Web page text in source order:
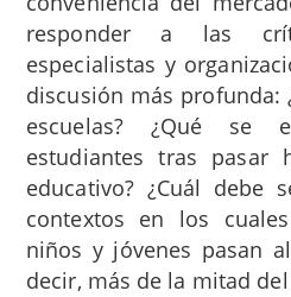
responder a las
especialistas y
discusión más profunda:
escuelas? ¿Qué se
estudiantes tras pasar
educativo? ¿Cuál debe
contextos en los
niños y jóvenes pasan
decir, más de la mitad